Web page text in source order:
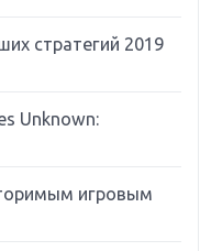
стратегий 2019
Unknown:
игровым